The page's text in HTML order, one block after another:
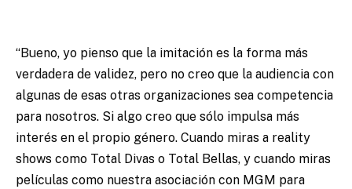
“Bueno, yo pienso que la imitación es la forma más
verdadera de validez, pero no creo que la audiencia con
algunas de esas otras organizaciones sea competencia
para nosotros. Si algo creo que sólo impulsa más
interés en el propio género. Cuando miras a reality
shows como Total Divas o Total Bellas, y cuando miras
películas como nuestra asociación con MGM para